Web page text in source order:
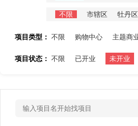
不限 市辖区 牡丹区
项目类型： 不限 购物中心 主题商
项目状态： 不限 已开业 未开业